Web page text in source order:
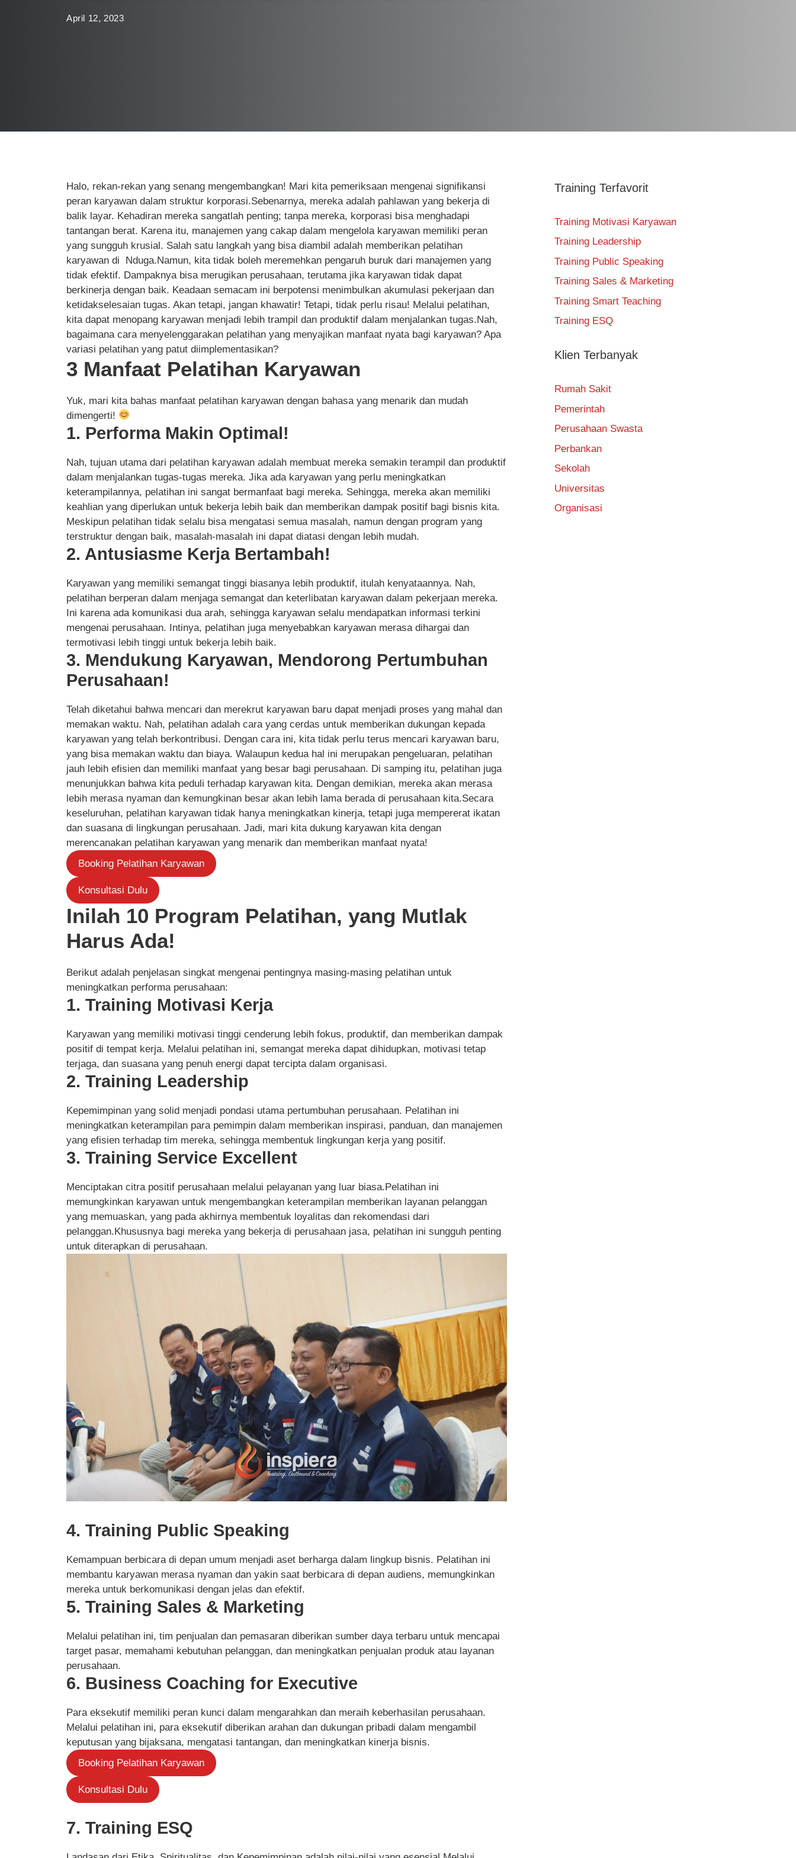
April 12, 2023
Halo, rekan-rekan yang senang mengembangkan! Mari kita pemeriksaan mengenai signifikansi
peran karyawan dalam struktur korporasi.Sebenarnya, mereka adalah pahlawan yang bekerja di
balik layar. Kehadiran mereka sangatlah penting; tanpa mereka, korporasi bisa menghadapi
tantangan berat. Karena itu, manajemen yang cakap dalam mengelola karyawan memiliki peran
yang sungguh krusial. Salah satu langkah yang bisa diambil adalah memberikan pelatihan
karyawan di Nduga.Namun, kita tidak boleh meremehkan pengaruh buruk dari manajemen yang
tidak efektif. Dampaknya bisa merugikan perusahaan, terutama jika karyawan tidak dapat
berkinerja dengan baik. Keadaan semacam ini berpotensi menimbulkan akumulasi pekerjaan dan
ketidakselesaian tugas. Akan tetapi, jangan khawatir! Tetapi, tidak perlu risau! Melalui pelatihan,
kita dapat menopang karyawan menjadi lebih trampil dan produktif dalam menjalankan tugas.Nah,
bagaimana cara menyelenggarakan pelatihan yang menyajikan manfaat nyata bagi karyawan? Apa
variasi pelatihan yang patut diimplementasikan?
3 Manfaat Pelatihan Karyawan
Yuk, mari kita bahas manfaat pelatihan karyawan dengan bahasa yang menarik dan mudah
dimengerti!
1. Performa Makin Optimal!
Nah, tujuan utama dari pelatihan karyawan adalah membuat mereka semakin terampil dan produktif
dalam menjalankan tugas-tugas mereka. Jika ada karyawan yang perlu meningkatkan
keterampilannya, pelatihan ini sangat bermanfaat bagi mereka. Sehingga, mereka akan memiliki
keahlian yang diperlukan untuk bekerja lebih baik dan memberikan dampak positif bagi bisnis kita.
Meskipun pelatihan tidak selalu bisa mengatasi semua masalah, namun dengan program yang
terstruktur dengan baik, masalah-masalah ini dapat diatasi dengan lebih mudah.
2. Antusiasme Kerja Bertambah!
Karyawan yang memiliki semangat tinggi biasanya lebih produktif, itulah kenyataannya. Nah,
pelatihan berperan dalam menjaga semangat dan keterlibatan karyawan dalam pekerjaan mereka.
Ini karena ada komunikasi dua arah, sehingga karyawan selalu mendapatkan informasi terkini
mengenai perusahaan. Intinya, pelatihan juga menyebabkan karyawan merasa dihargai dan
termotivasi lebih tinggi untuk bekerja lebih baik.
3. Mendukung Karyawan, Mendorong Pertumbuhan
Perusahaan!
Telah diketahui bahwa mencari dan merekrut karyawan baru dapat menjadi proses yang mahal dan
memakan waktu. Nah, pelatihan adalah cara yang cerdas untuk memberikan dukungan kepada
karyawan yang telah berkontribusi. Dengan cara ini, kita tidak perlu terus mencari karyawan baru,
yang bisa memakan waktu dan biaya. Walaupun kedua hal ini merupakan pengeluaran, pelatihan
jauh lebih efisien dan memiliki manfaat yang besar bagi perusahaan. Di samping itu, pelatihan juga
menunjukkan bahwa kita peduli terhadap karyawan kita. Dengan demikian, mereka akan merasa
lebih merasa nyaman dan kemungkinan besar akan lebih lama berada di perusahaan kita.Secara
keseluruhan, pelatihan karyawan tidak hanya meningkatkan kinerja, tetapi juga mempererat ikatan
dan suasana di lingkungan perusahaan. Jadi, mari kita dukung karyawan kita dengan
merencanakan pelatihan karyawan yang menarik dan memberikan manfaat nyata!
Booking Pelatihan Karyawan
Konsultasi Dulu
Inilah 10 Program Pelatihan, yang Mutlak
Harus Ada!
Berikut adalah penjelasan singkat mengenai pentingnya masing-masing pelatihan untuk
meningkatkan performa perusahaan:
1. Training Motivasi Kerja
Karyawan yang memiliki motivasi tinggi cenderung lebih fokus, produktif, dan memberikan dampak
positif di tempat kerja. Melalui pelatihan ini, semangat mereka dapat dihidupkan, motivasi tetap
terjaga, dan suasana yang penuh energi dapat tercipta dalam organisasi.
2. Training Leadership
Kepemimpinan yang solid menjadi pondasi utama pertumbuhan perusahaan. Pelatihan ini
meningkatkan keterampilan para pemimpin dalam memberikan inspirasi, panduan, dan manajemen
yang efisien terhadap tim mereka, sehingga membentuk lingkungan kerja yang positif.
3. Training Service Excellent
Menciptakan citra positif perusahaan melalui pelayanan yang luar biasa.Pelatihan ini
memungkinkan karyawan untuk mengembangkan keterampilan memberikan layanan pelanggan
yang memuaskan, yang pada akhirnya membentuk loyalitas dan rekomendasi dari
pelanggan.Khususnya bagi mereka yang bekerja di perusahaan jasa, pelatihan ini sungguh penting
untuk diterapkan di perusahaan.
4. Training Public Speaking
Kemampuan berbicara di depan umum menjadi aset berharga dalam lingkup bisnis. Pelatihan ini
membantu karyawan merasa nyaman dan yakin saat berbicara di depan audiens, memungkinkan
mereka untuk berkomunikasi dengan jelas dan efektif.
5. Training Sales & Marketing
Melalui pelatihan ini, tim penjualan dan pemasaran diberikan sumber daya terbaru untuk mencapai
target pasar, memahami kebutuhan pelanggan, dan meningkatkan penjualan produk atau layanan
perusahaan.
6. Business Coaching for Executive
Para eksekutif memiliki peran kunci dalam mengarahkan dan meraih keberhasilan perusahaan.
Melalui pelatihan ini, para eksekutif diberikan arahan dan dukungan pribadi dalam mengambil
keputusan yang bijaksana, mengatasi tantangan, dan meningkatkan kinerja bisnis.
Booking Pelatihan Karyawan
Konsultasi Dulu
7. Training ESQ
Training Terfavorit
Training Motivasi Karyawan
Training Leadership
Training Public Speaking
Training Sales & Marketing
Training Smart Teaching
Training ESQ
Klien Terbanyak
Rumah Sakit
Pemerintah
Perusahaan Swasta
Perbankan
Sekolah
Universitas
Organisasi